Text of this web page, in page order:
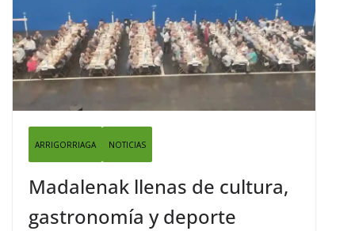
ARRIGORRIAGA NOTICIAS
Madalenak llenas de cultura,
gastronomía y deporte